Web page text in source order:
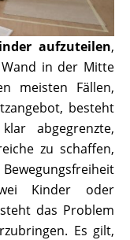
aufzuteilen,
in der Mitte
meisten Fällen,
besteht
abgegrenzte,
zu schaffen,
Kinder oder
das Problem
Es gilt,